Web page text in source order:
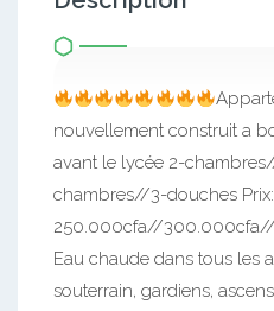
nouvellement construit a
avant le lycée 2-
chambres//3-douches Prix:
250.000cfa//
Eau chaude dans tous les
souterrain, gardiens,